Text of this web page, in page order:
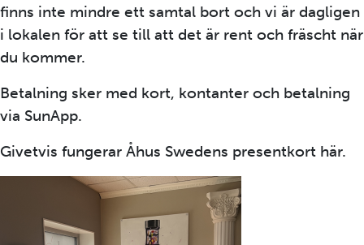
finns inte mindre ett samtal bort och vi är dagligen
i lokalen för att se till att det är rent och fräscht när
du kommer.
Betalning sker med kort, kontanter och betalning
via SunApp.
Givetvis fungerar Åhus Swedens presentkort här.